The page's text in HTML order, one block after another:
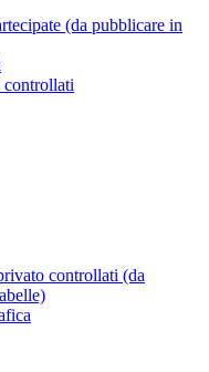
(da pubblicare in
controllati (da